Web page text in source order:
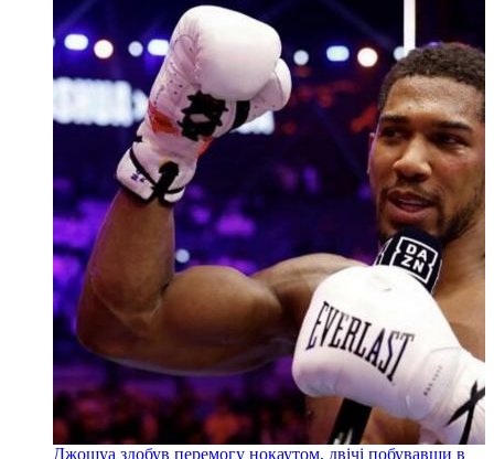
Джошуа здобув перемогу нокаутом, двічі побувавши в